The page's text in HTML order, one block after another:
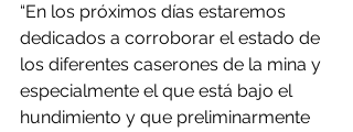
“En los próximos días estaremos
dedicados a corroborar el estado de
los diferentes caserones de la mina y
especialmente el que está bajo el
hundimiento y que preliminarmente